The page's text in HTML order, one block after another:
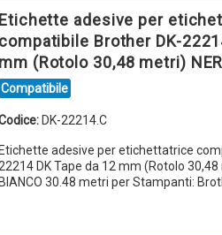
Etichette adesive per
compatibile Brother DK-
mm (Rotolo 30,48 metri)
Compatibile
DK-22214.C
Etichette adesive per etichettatrice
22214 DK Tape da 12 mm (Rotolo 30,48
BIANCO 30.48 metri per Stampanti: